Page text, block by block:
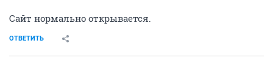
Сайт нормально открывается.
ОТВЕТИТЬ